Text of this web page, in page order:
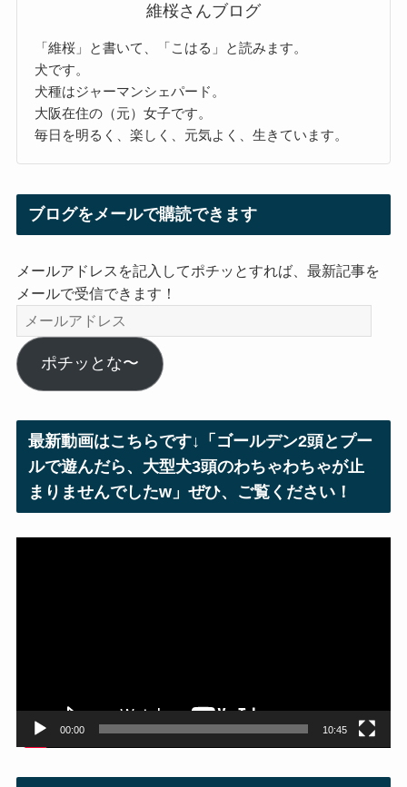
維桜さんブログ
「維桜」と書いて、「こはる」と読みます。
犬です。
犬種はジャーマンシェパード。
大阪在住の（元）女子です。
毎日を明るく、楽しく、元気よく、生きています。
ブログをメールで購読できます
メールアドレスを記入してポチッとすれば、最新記事を
メールで受信できます！
メ
ー
ル
ア
ス
ポチッとな〜
最新動画はこちらです↓「ゴールデン2頭とプー
ルで遊んだら、大型犬3頭のわちゃわちゃが止
まりませんでしたw」ぜひ、ご覧ください！
00:00 10:45